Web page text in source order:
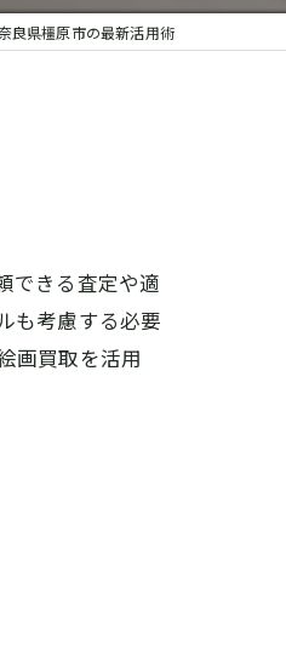
良県橿原市の最新活用術
できる査定や適
も考慮する必要
画買取を活用